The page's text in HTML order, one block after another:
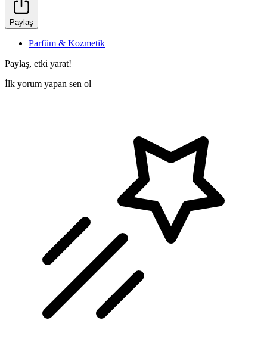
Paylaş
Parfüm & Kozmetik
Paylaş, etki yarat!
İlk yorum yapan sen ol